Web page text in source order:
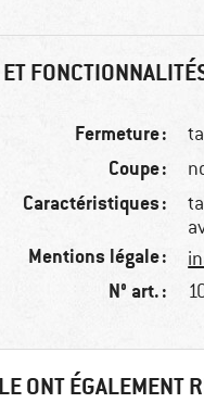
Fermeture :
Coupe :
Caractéristiques :
Mentions légale :
N° art. :
ONT ÉGALEMENT